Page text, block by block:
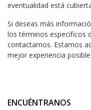
eventualidad está
Si deseas más
los términos específicos
contactarnos. Estamos
mejor experiencia
ENCUÉNTRANOS